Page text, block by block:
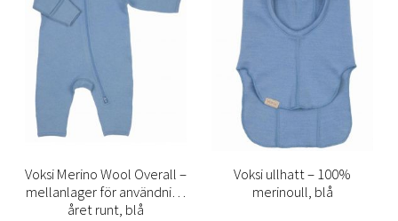
Voksi Merino Wool Overall –
mellanlager för användning
året runt, blå
Voksi ullhatt – 100%
merinoull, blå